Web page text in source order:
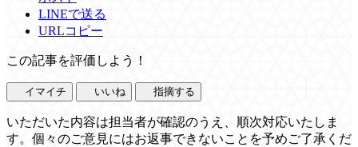
LINEで送る
URLコピー
この記事を評価しよう！
イマイチ いいね 指摘する
いただいた内容は担当者が確認のうえ、順次対応いたしま
す。個々のご意見にはお返事できないことを予めご了承くだ